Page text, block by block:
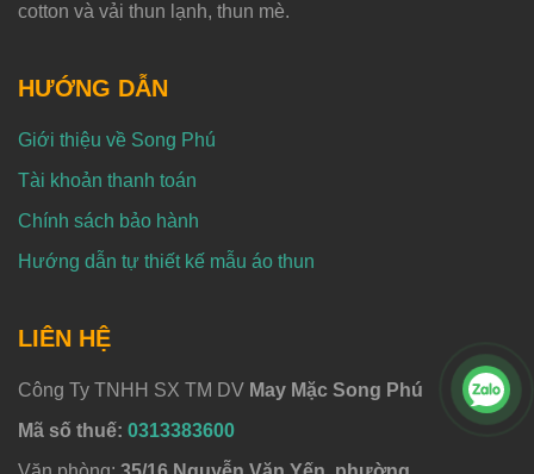
cotton và vải thun lạnh, thun mè.
HƯỚNG DẪN
Giới thiệu về Song Phú
Tài khoản thanh toán
Chính sách bảo hành
Hướng dẫn tự thiết kế mẫu áo thun
LIÊN HỆ
Công Ty TNHH SX TM DV May Mặc Song Phú
Mã số thuế: 0313383600